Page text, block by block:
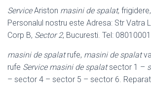
ServiceAriston masini de spalat,
Personalul nostru este Adresa: Str Vatra
Corp B, Sector 2, Bucuresti. Tel:
masini de spalatrufe, masini de spalat
rufe Service masini de spalatsector 1 –
– sector 4 – sector 5 – sector 6.